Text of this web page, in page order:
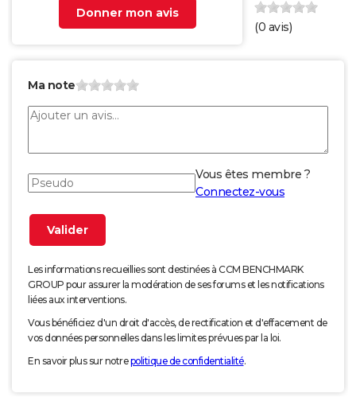
Donner mon avis
(0 avis)
Ma note
Vous êtes membre ?
Connectez-vous
Les informations recueillies sont destinées à CCM BENCHMARK
GROUP pour assurer la modération de ses forums et les notifications
liées aux interventions.
Vous bénéficiez d'un droit d'accès, de rectification et d'effacement de
vos données personnelles dans les limites prévues par la loi.
En savoir plus sur notrepolitique de confidentialité.